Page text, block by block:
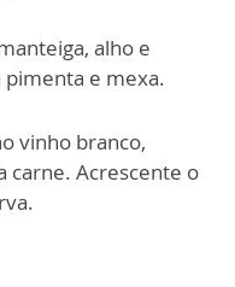
alho e
pimenta e mexa.
vinho branco,
carne. Acrescente o